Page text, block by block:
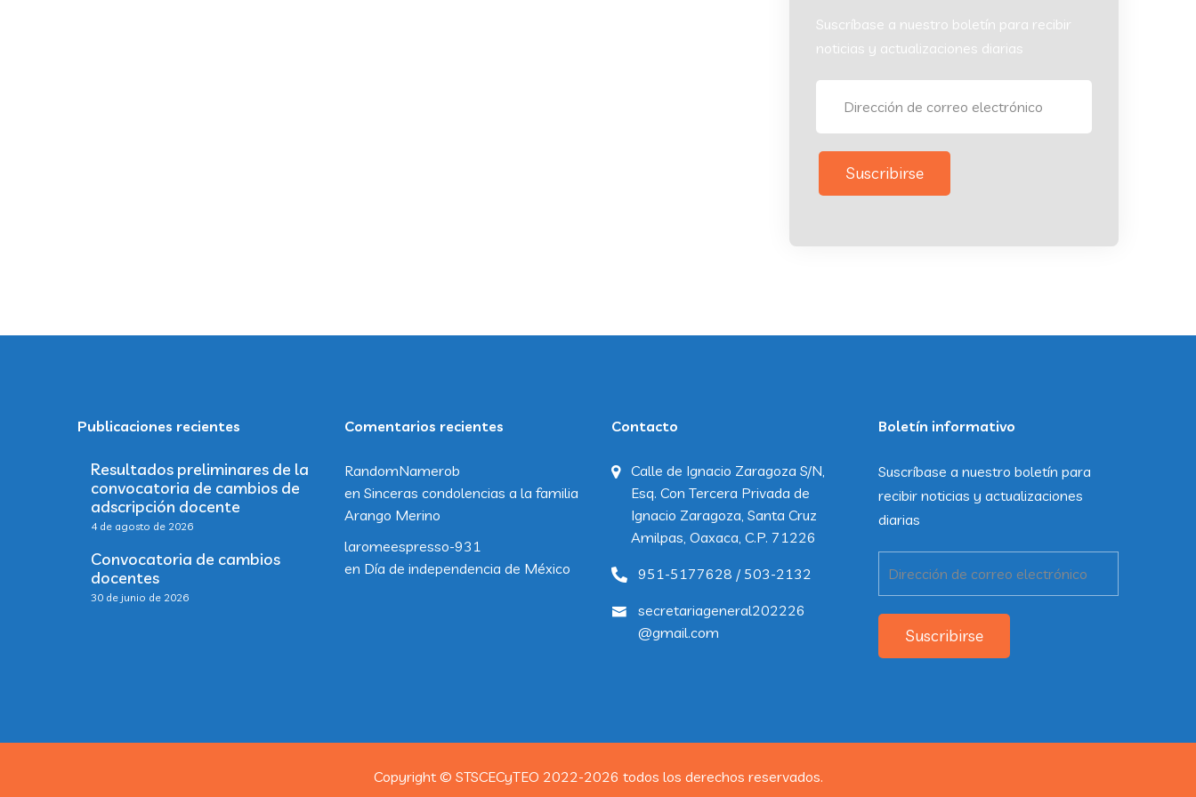
Suscríbase a nuestro boletín para recibir
noticias y actualizaciones diarias
Suscribirse
Publicaciones recientes
Resultados preliminares de la
convocatoria de cambios de
adscripción docente
4 de agosto de 2026
Convocatoria de cambios
docentes
30 de junio de 2026
Comentarios recientes
RandomNamerob
en Sinceras condolencias a la familia
Arango Merino
laromeespresso-931
en Día de independencia de México
Contacto
Calle de Ignacio Zaragoza S/N,
Esq. Con Tercera Privada de
Ignacio Zaragoza, Santa Cruz
Amilpas, Oaxaca, C.P. 71226
951-5177628 / 503-2132
secretariageneral202226
@gmail.com
Boletín informativo
Suscríbase a nuestro boletín para
recibir noticias y actualizaciones
diarias
Suscribirse
Copyright © STSCECyTEO 2022-2026 todos los derechos reservados.